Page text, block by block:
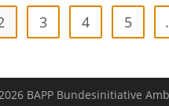
3 4 5
BAPP Bundesinitiative